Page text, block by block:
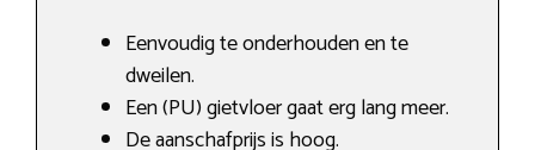
Eenvoudig te onderhouden en te
dweilen.
Een (PU) gietvloer gaat erg lang meer.
De aanschafprijs is hoog.